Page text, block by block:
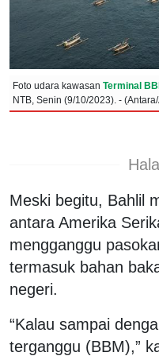
Foto udara kawasan Terminal
NTB, Senin (9/10/2023). -
Meski begitu, Bahlil
antara Amerika
mengganggu
termasuk bahan
negeri.
“Kalau sampai
terganggu (BBM),”